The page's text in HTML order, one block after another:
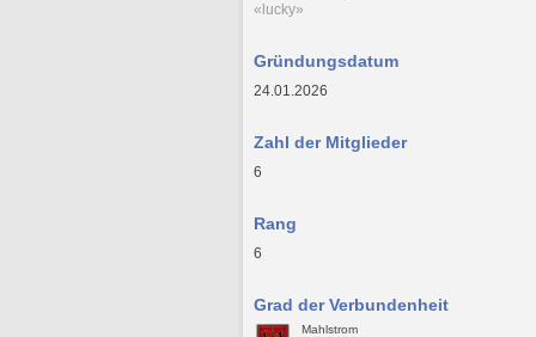
«lucky»
Gründungsdatum
24.01.2026
Zahl der Mitglieder
6
Rang
6
Grad der Verbundenheit
Mahlstrom